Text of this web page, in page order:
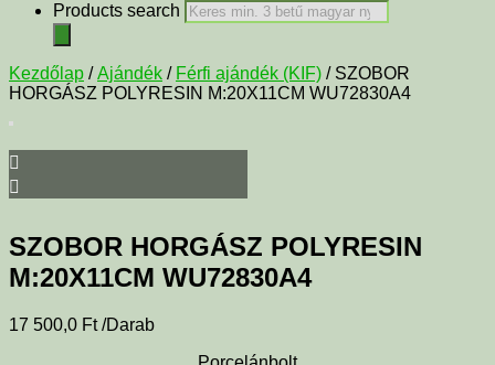
Products search
Kezdőlap /Ajándék / Férfi ajándék (KIF) / SZOBOR
HORGÁSZ POLYRESIN M:20X11CM WU72830A4
SZOBOR HORGÁSZ POLYRESIN
M:20X11CM WU72830A4
17 500,0 Ft /Darab